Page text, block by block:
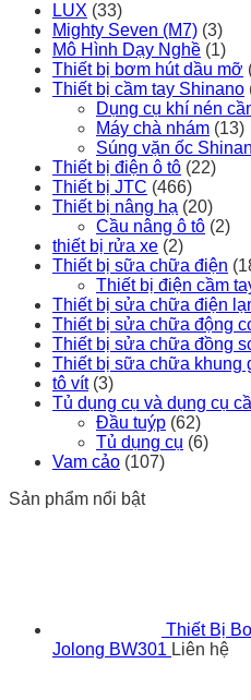
LUX (33)
Mighty Seven (M7) (3)
Mô Hình Dạy Nghề (1)
Thiết bị bơm hút dầu mỡ
Thiết bị cầm tay Shinano
Dụng cụ khí nén
Máy chà nhám (13)
Súng vặn ốc
Thiết bị điện ô tô (22)
Thiết bị JTC (466)
Thiết bị nâng hạ (20)
Cầu nâng ô tô (2)
thiết bị rửa xe (2)
Thiết bị sữa chữa điện
Thiết bị điện cầm
Thiết bị sửa chữa điện
Thiết bị sửa chữa động
Thiết bị sửa chữa đồng
Thiết bị sữa chữa khung
tô vít (3)
Tủ dụng cụ và dụng cụ
Đầu tuýp (62)
Tủ dụng cụ (6)
Vam cảo (107)
Sản phẩm nổi bật
Thiết Bị
Jolong BW301 Liên hệ